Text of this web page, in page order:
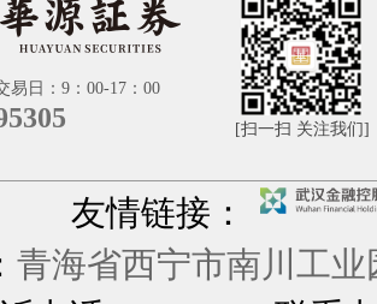
易日：9：00-17：00
[扫一扫 关注我们]
友情链接：
青海省西宁市南川工